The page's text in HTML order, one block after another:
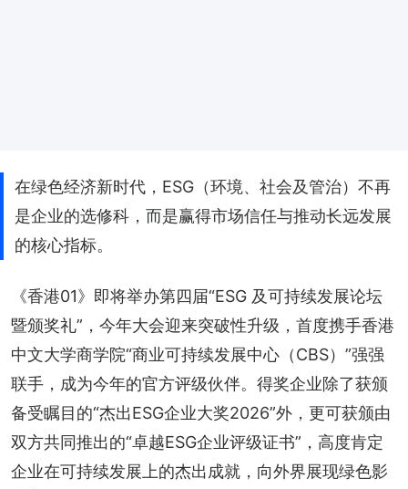
在绿色经济新时代，ESG（环境、社会及管治）不再
是企业的选修科，而是赢得市场信任与推动长远发展
的核心指标。
《香港01》即将举办第四届“ESG 及可持续发展论坛
暨颁奖礼”，今年大会迎来突破性升级，首度携手香港
中文大学商学院“商业可持续发展中心（CBS）”强强
联手，成为今年的官方评级伙伴。得奖企业除了获颁
备受瞩目的“杰出ESG企业大奖2026”外，更可获颁由
双方共同推出的“卓越ESG企业评级证书”，高度肯定
企业在可持续发展上的杰出成就，向外界展现绿色影